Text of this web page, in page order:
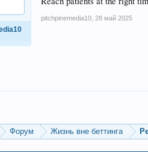
pitchpinemedia10 28 май 2025
Форум Жизнь вне беттинга